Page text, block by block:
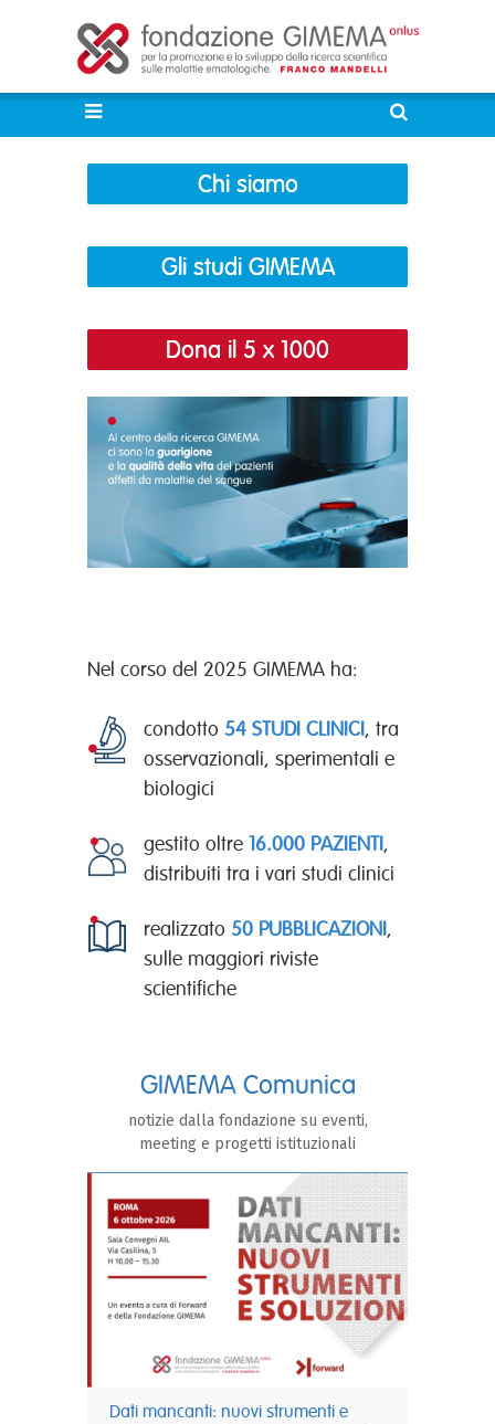
Chi siamo
Gli studi GIMEMA
Dona il 5 x 1000
Nel corso del 2025 GIMEMA ha:
condotto 54 STUDI CLINICI, tra
osservazionali, sperimentali e
biologici
gestito oltre 16.000 PAZIENTI,
distribuiti tra i vari studi clinici
realizzato 50 PUBBLICAZIONI,
sulle maggiori riviste
scientifiche
GIMEMA Comunica
notizie dalla fondazione su eventi,
meeting e progetti istituzionali
Dati mancanti: nuovi strumenti e